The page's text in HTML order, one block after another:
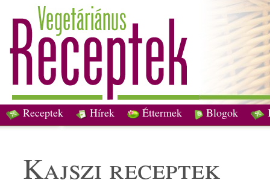
Receptek Hírek Éttermek Blogok
kajszi receptek